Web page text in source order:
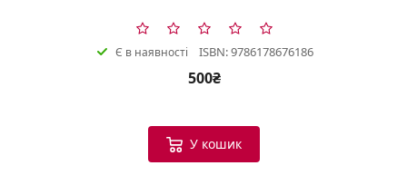
Є в наявності ISBN: 9786178676186
500₴
У кошик